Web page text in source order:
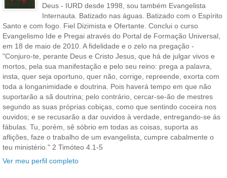
Deus - IURD desde 1998, sou também Evangelista
Internauta. Batizado nas águas. Batizado com o Espírito
Santo e com fogo. Fiel Dizimista e Ofertante. Conclui o curso
Evangelismo Ide e Pregai através do Portal de Formação Universal,
em 18 de maio de 2010. A fidelidade e o zelo na pregação -
"Conjuro-te, perante Deus e Cristo Jesus, que há de julgar vivos e
mortos, pela sua manifestação e pelo seu reino: prega a palavra,
insta, quer seja oportuno, quer não, corrige, repreende, exorta com
toda a longanimidade e doutrina. Pois haverá tempo em que não
suportarão a sã doutrina; pelo contrário, cercar-se-ão de mestres
segundo as suas próprias cobiças, como que sentindo coceira nos
ouvidos; e se recusarão a dar ouvidos à verdade, entregando-se ás
fábulas. Tu, porém, sê sóbrio em todas as coisas, suporta as
aflições, faze o trabalho de um evangelista, cumpre cabalmente o
teu ministério." 2 Timóteo 4.1-5
Ver meu perfil completo